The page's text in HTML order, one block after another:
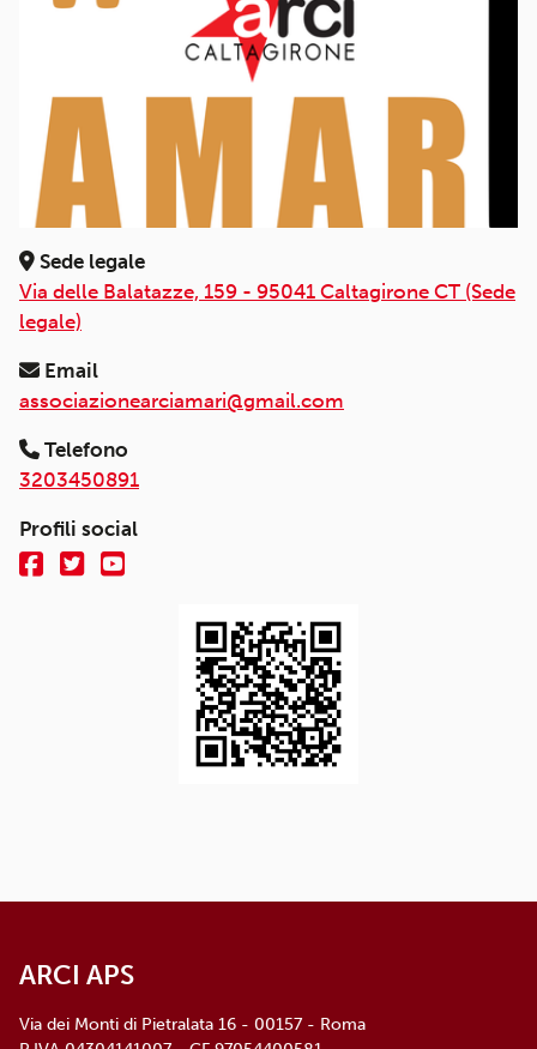
Sede legale
Via delle Balatazze, 159 - 95041 Caltagirone CT (Sede
legale)
Email
associazionearciamari@gmail.com
Telefono
3203450891
Profili social
ARCI APS
Via dei Monti di Pietralata 16 - 00157 - Roma